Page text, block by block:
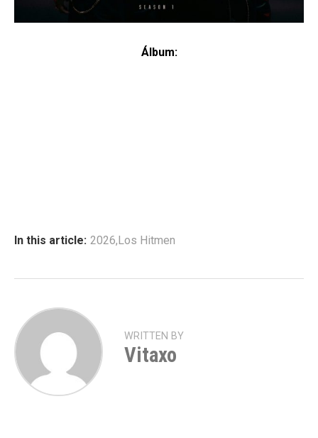
Álbum:
In this article: 2026,Los Hitmen
WRITTEN BY
Vitaxo